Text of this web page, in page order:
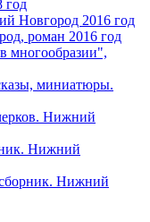
год
Новгород 2016 год
роман 2016 год
многообразии",
миниатюры.
Нижний
Нижний
Нижний